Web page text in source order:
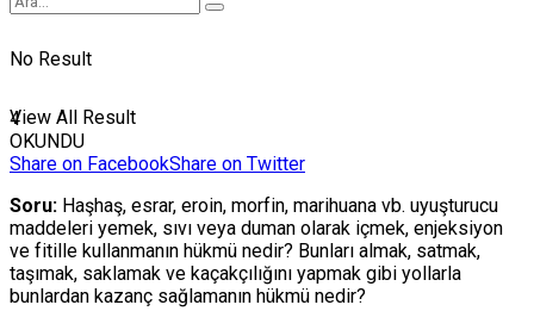
No Result
View All Result
4
OKUNDU
Share on FacebookShare on Twitter
Soru: Haşhaş, esrar, eroin, morfin, marihuana vb. uyuşturucu
maddeleri yemek, sıvı veya duman olarak içmek, enjeksiyon
ve fitille kullanmanın hükmü nedir? Bunları almak, satmak,
taşımak, saklamak ve kaçakçılığını yapmak gibi yollarla
bunlardan kazanç sağlamanın hükmü nedir?